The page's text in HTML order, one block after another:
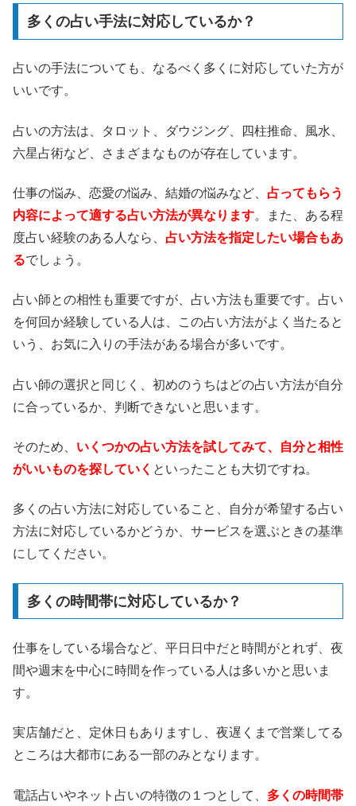
多くの占い手法に対応しているか？
占いの手法についても、なるべく多くに対応していた方が
いいです。
占いの方法は、タロット、ダウジング、四柱推命、風水、
六星占術など、さまざまなものが存在しています。
仕事の悩み、恋愛の悩み、結婚の悩みなど、 占ってもらう
内容によって適する占い方法が異なります。また、ある程
度占い経験のある人なら、 占い方法を指定したい場合もあ
るでしょう。
占い師との相性も重要ですが、占い方法も重要です。占い
を何回か経験している人は、この占い方法がよく当たると
いう、お気に入りの手法がある場合が多いです。
占い師の選択と同じく、初めのうちはどの占い方法が自分
に合っているか、判断できないと思います。
そのため、 いくつかの占い方法を試してみて、自分と相性
がいいものを探していく といったことも大切ですね。
多くの占い方法に対応していること、自分が希望する占い
方法に対応しているかどうか、サービスを選ぶときの基準
にしてください。
多くの時間帯に対応しているか？
仕事をしている場合など、平日日中だと時間がとれず、夜
間や週末を中心に時間を作っている人は多いかと思いま
す。
実店舗だと、定休日もありますし、夜遅くまで営業してる
ところは大都市にある一部のみとなります。
電話占いやネット占いの特徴の１つとして、 多くの時間帯